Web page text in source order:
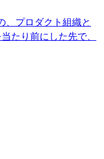
、プロダクト組織と
たり前にした先で、